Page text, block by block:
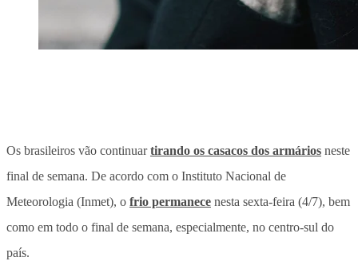
Os brasileiros vão continuartirando os casacos dos armários neste
final de semana. De acordo com o Instituto Nacional de
Meteorologia (Inmet), o frio permanece nesta sexta-feira (4/7), bem
como em todo o final de semana, especialmente, no centro-sul do
país.